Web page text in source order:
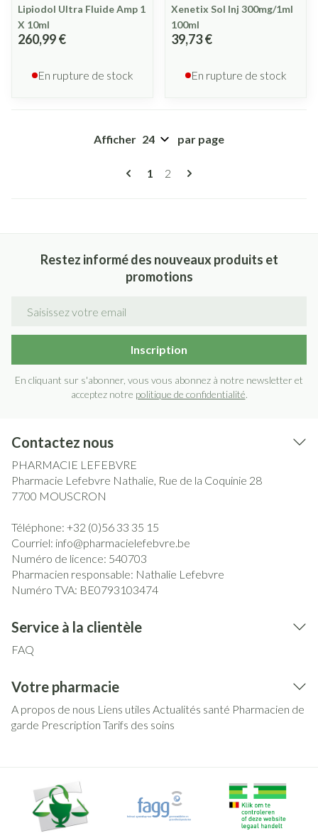
Lipiodol Ultra Fluide Amp 1
X 10ml
260,99 €
En rupture de stock
Xenetix Sol Inj 300mg/1ml
100ml
39,73 €
En rupture de stock
Pages
Vous lisez actuellement la page
1 Page
2
Afficher par page
Restez informé des nouveaux produits et
promotions
Inscription
En cliquant sur s'abonner, vous vous abonnez à notre newsletter et
acceptez notre politique de confidentialité.
Contactez nous
PHARMACIE LEFEBVRE
Pharmacie Lefebvre Nathalie, Rue de la Coquinie 28
7700 MOUSCRON
Téléphone: +32 (0)56 33 35 15
Courriel: info@pharmacielefebvre.be
Numéro de licence: 540703
Pharmacien responsable: Nathalie Lefebvre
Numéro TVA: BE0793103474
Service à la clientèle
FAQ
Votre pharmacie
A propos de nous Liens utiles Actualités santé Pharmacien de
garde Prescription Tarifs des soins